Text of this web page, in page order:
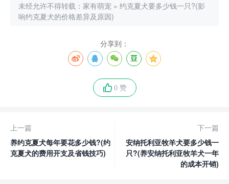
未经允许不得转载： 家有萌宠 » 约克夏犬要多少钱一只?(影
响约克夏犬的价格差异及原因)
分享到：
0 赞
上一篇
养约克夏犬每年要花多少钱?(约
克夏犬的费用开支及省钱技巧)
下一篇
安纳托利亚牧羊犬要多少钱一
只?(养安纳托利亚牧羊犬一年
的成本开销)